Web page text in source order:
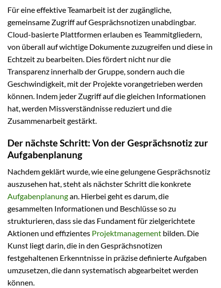
Für eine effektive Teamarbeit ist der zugängliche,
gemeinsame Zugriff auf Gesprächsnotizen unabdingbar.
Cloud-basierte Plattformen erlauben es Teammitgliedern,
von überall auf wichtige Dokumente zuzugreifen und diese in
Echtzeit zu bearbeiten. Dies fördert nicht nur die
Transparenz innerhalb der Gruppe, sondern auch die
Geschwindigkeit, mit der Projekte vorangetrieben werden
können. Indem jeder Zugriff auf die gleichen Informationen
hat, werden Missverständnisse reduziert und die
Zusammenarbeit gestärkt.
Der nächste Schritt: Von der Gesprächsnotiz zur
Aufgabenplanung
Nachdem geklärt wurde, wie eine gelungene Gesprächsnotiz
auszusehen hat, steht als nächster Schritt die konkrete
Aufgabenplanungan. Hierbei geht es darum, die
gesammelten Informationen und Beschlüsse so zu
strukturieren, dass sie das Fundament für zielgerichtete
Aktionen und effizientes Projektmanagement bilden. Die
Kunst liegt darin, die in den Gesprächsnotizen
festgehaltenen Erkenntnisse in präzise definierte Aufgaben
umzusetzen, die dann systematisch abgearbeitet werden
können.